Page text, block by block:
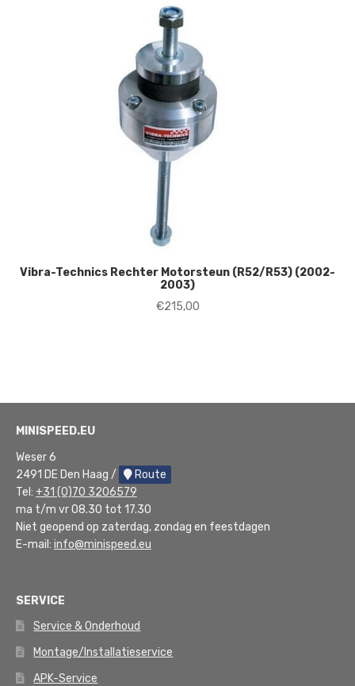
Vibra-Technics Rechter Motorsteun (R52/R53) (2002-
2003)
€215,00
MINISPEED.EU
Weser 6
2491 DE Den Haag /
Route
Tel: +31 (0)70 3206579
ma t/m vr 08.30 tot 17.30
Niet geopend op zaterdag, zondag en feestdagen
E-mail: info@minispeed.eu
SERVICE
Service & Onderhoud
Montage/Installatieservice
APK-Service